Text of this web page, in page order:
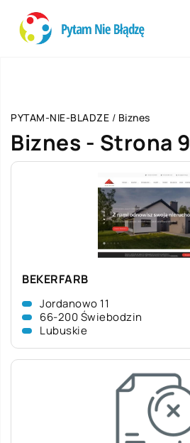
PYTAM-NIE-BLADZE / Biznes
Biznes - Strona 9
BEKERFARB
Jordanowo 11
66-200 Świebodzin
Lubuskie